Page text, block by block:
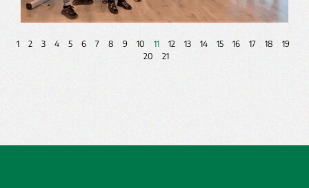
1 2 3 4 5 6 7 8 9 10 11 12 13 14 15 16 17 18
19
20
21